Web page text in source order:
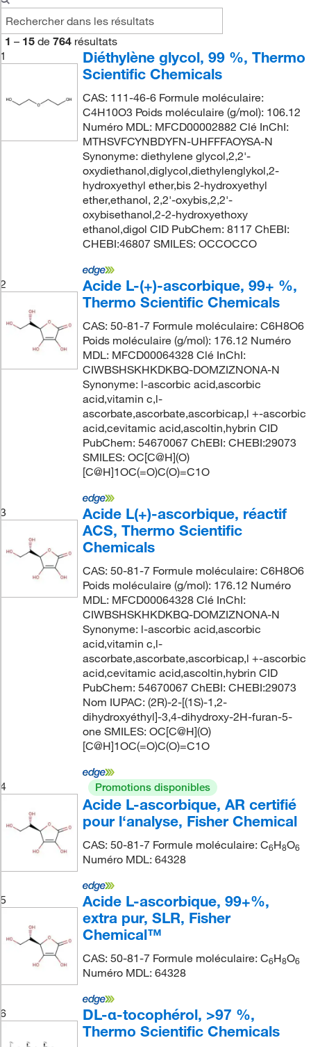
1 – 15 de 764 résultats
1
Diéthylène glycol, 99 %, Thermo
Scientific Chemicals
CAS: 111-46-6 Formule moléculaire:
C4H10O3 Poids moléculaire (g/mol): 106.12
Numéro MDL: MFCD00002882 Clé InChI:
MTHSVFCYNBDYFN-UHFFFAOYSA-N
Synonyme: diethylene glycol,2,2'-
oxydiethanol,diglycol,diethylenglykol,2-
hydroxyethyl ether,bis 2-hydroxyethyl
ether,ethanol, 2,2'-oxybis,2,2'-
oxybisethanol,2-2-hydroxyethoxy
ethanol,digol CID PubChem: 8117 ChEBI:
CHEBI:46807 SMILES: OCCOCCO
2
Acide L-(+)-ascorbique, 99+ %,
Thermo Scientific Chemicals
CAS: 50-81-7 Formule moléculaire: C6H8O6
Poids moléculaire (g/mol): 176.12 Numéro
MDL: MFCD00064328 Clé InChI:
CIWBSHSKHKDKBQ-DOMZIZNONA-N
Synonyme: l-ascorbic acid,ascorbic
acid,vitamin c,l-
ascorbate,ascorbate,ascorbicap,l +-ascorbic
acid,cevitamic acid,ascoltin,hybrin CID
PubChem: 54670067 ChEBI: CHEBI:29073
SMILES: OC[C@H](O)
[C@H]1OC(=O)C(O)=C1O
3
Acide L(+)-ascorbique, réactif
ACS, Thermo Scientific
Chemicals
CAS: 50-81-7 Formule moléculaire: C6H8O6
Poids moléculaire (g/mol): 176.12 Numéro
MDL: MFCD00064328 Clé InChI:
CIWBSHSKHKDKBQ-DOMZIZNONA-N
Synonyme: l-ascorbic acid,ascorbic
acid,vitamin c,l-
ascorbate,ascorbate,ascorbicap,l +-ascorbic
acid,cevitamic acid,ascoltin,hybrin CID
PubChem: 54670067 ChEBI: CHEBI:29073
Nom IUPAC: (2R)-2-[(1S)-1,2-
dihydroxyéthyl]-3,4-dihydroxy-2H-furan-5-
one SMILES: OC[C@H](O)
[C@H]1OC(=O)C(O)=C1O
4 Promotions disponibles
Acide L-ascorbique, AR certifié
pour l‘analyse, Fisher Chemical
CAS: 50-81-7 Formule moléculaire: C6H8O6
Numéro MDL: 64328
5
Acide L-ascorbique, 99+%,
extra pur, SLR, Fisher
Chemical™
CAS: 50-81-7 Formule moléculaire: C6H8O6
Numéro MDL: 64328
6
DL-α-tocophérol, >97 %,
Thermo Scientific Chemicals